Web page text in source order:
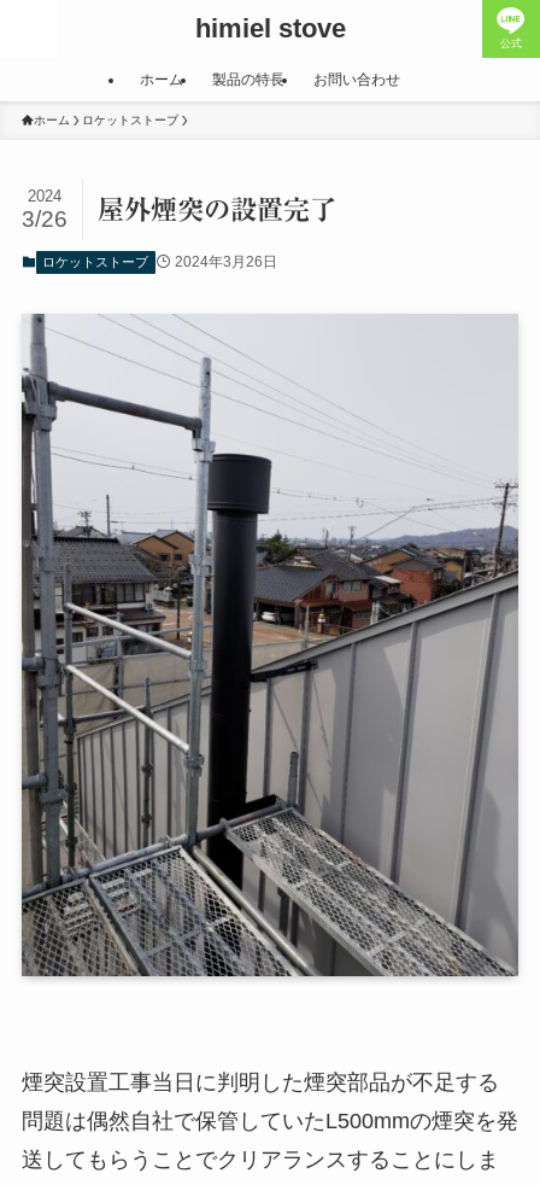
himiel stove 公式
ホーム 製品の特長 お問い合わせ
ホーム ロケットストーブ
屋外煙突の設置完了
2024
3/26
ロケットストーブ 2024年3月26日
煙突設置工事当日に判明した煙突部品が不足する
問題は偶然自社で保管していたL500mmの煙突を発
送してもらうことでクリアランスすることにしま